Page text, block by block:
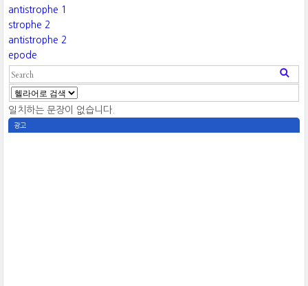
antistrophe 1
strophe 2
antistrophe 2
epode
일치하는 문장이 없습니다.
광고